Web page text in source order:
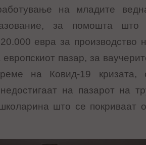
на младите
за помошта што
евра за производство
европскиот пазар, за
на Ковид-19 кризата,
на пазарот на
што се покриваат